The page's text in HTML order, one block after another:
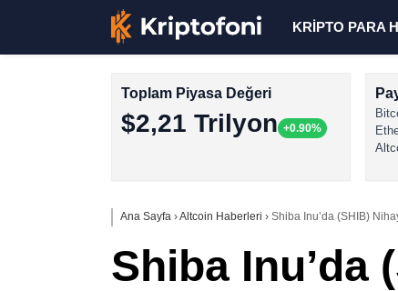
KRİPTO PARA
Toplam Piyasa Değeri
$2,21 Trilyon +0.90%
Ana Sayfa ›Altcoin Haberleri › Shiba Inu’da (SHIB)
Shiba Inu’da